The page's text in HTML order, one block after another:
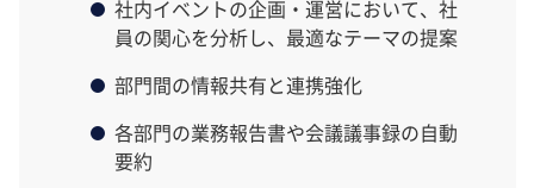
社内イベントの企画・運営において、社
員の関心を分析し、最適なテーマの提案
部門間の情報共有と連携強化
各部門の業務報告書や会議議事録の自動
要約